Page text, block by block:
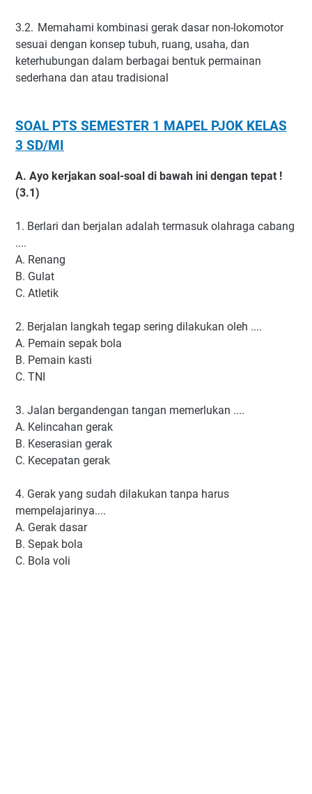
3.2. Memahami kombinasi gerak dasar non-lokomotor
sesuai dengan konsep tubuh, ruang, usaha, dan
keterhubungan dalam berbagai bentuk permainan
sederhana dan atau tradisional
SOAL PTS SEMESTER 1 MAPEL PJOK KELAS
3 SD/MI
A. Ayo kerjakan soal-soal di bawah ini dengan tepat !
(3.1)
1. Berlari dan berjalan adalah termasuk olahraga cabang
....
A. Renang
B. Gulat
C. Atletik
2. Berjalan langkah tegap sering dilakukan oleh ....
A. Pemain sepak bola
B. Pemain kasti
C. TNI
3. Jalan bergandengan tangan memerlukan ....
A. Kelincahan gerak
B. Keserasian gerak
C. Kecepatan gerak
4. Gerak yang sudah dilakukan tanpa harus
mempelajarinya....
A. Gerak dasar
B. Sepak bola
C. Bola voli